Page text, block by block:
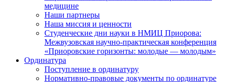
медицине
Наши партнеры
Наша миссия и ценности
Студенческие дни науки в НМИЦ Приорова:
Межвузовская научно-практическая конференция
«Приоровские горизонты: молодые — молодым»
Ординатура
Поступление в ординатуру
Нормативно-правовые документы по ординатуре